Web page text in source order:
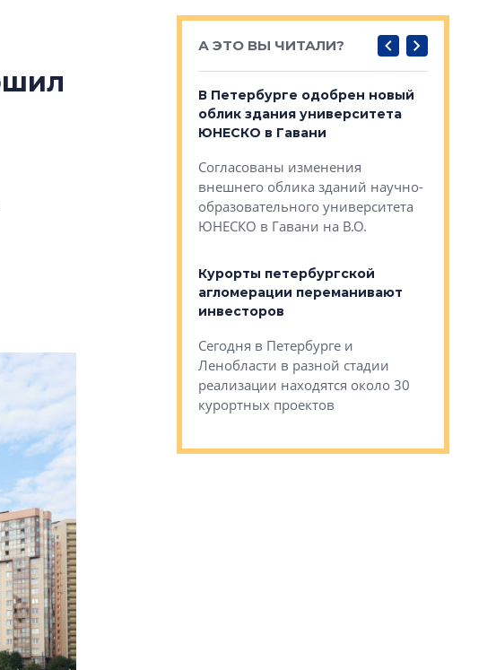
А ЭТО ВЫ ЧИТАЛИ?
Торосово — антидот
фальш-панелей
квартиры в домах
В Петербурге одобрен новый
облик здания университета
ЮНЕСКО в Гавани
Согласованы изменения
внешнего облика зданий научно-
образовательного университета
ЮНЕСКО в Гавани на В.О.
Курорты петербургской
агломерации переманивают
инвесторов
Сегодня в Петербурге и
Ленобласти в разной стадии
реализации находятся около 30
курортных проектов